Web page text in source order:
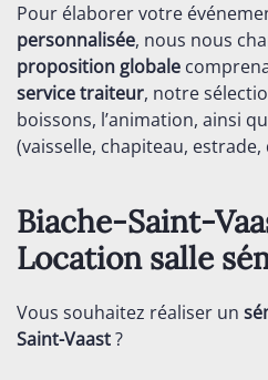
Pour élaborer votre
personnalisée, nous nous
proposition globale
service traiteur, notre
boissons, l’animation, ainsi
(vaisselle, chapiteau,
Biache-Saint-
Location salle
Vous souhaitez réaliser un
Saint-Vaast?